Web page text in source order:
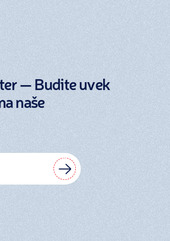
— Budite uvek
naše